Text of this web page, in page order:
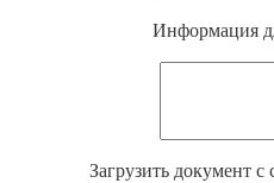
Информация
Загрузить документ с